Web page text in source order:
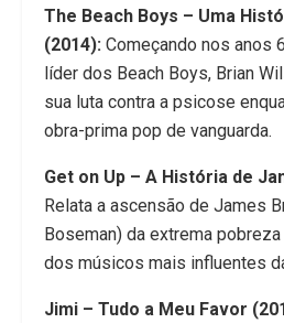
The Beach Boys – Uma
(2014): Começando nos anos
líder dos Beach Boys, Brian
sua luta contra a psicose
obra-prima pop de vanguarda.
Get on Up – A História de
Relata a ascensão de James
Boseman) da extrema
dos músicos mais influentes
Jimi – Tudo a Meu Favor